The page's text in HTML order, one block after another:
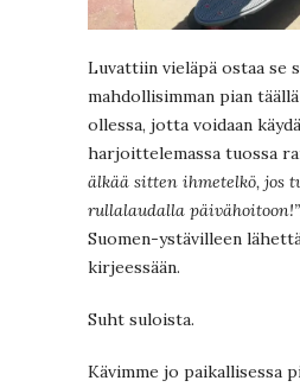
Luvattiin vieläpä ostaa se
mahdollisimman pian
ollessa, jotta voidaan
harjoittelemassa tuossa
älkää sitten ihmetelkö, jos
rullalaudalla päivähoitoon!”
Suomen-ystävilleen
kirjeessään.
Suht suloista.
Kävimme jo paikallisessa